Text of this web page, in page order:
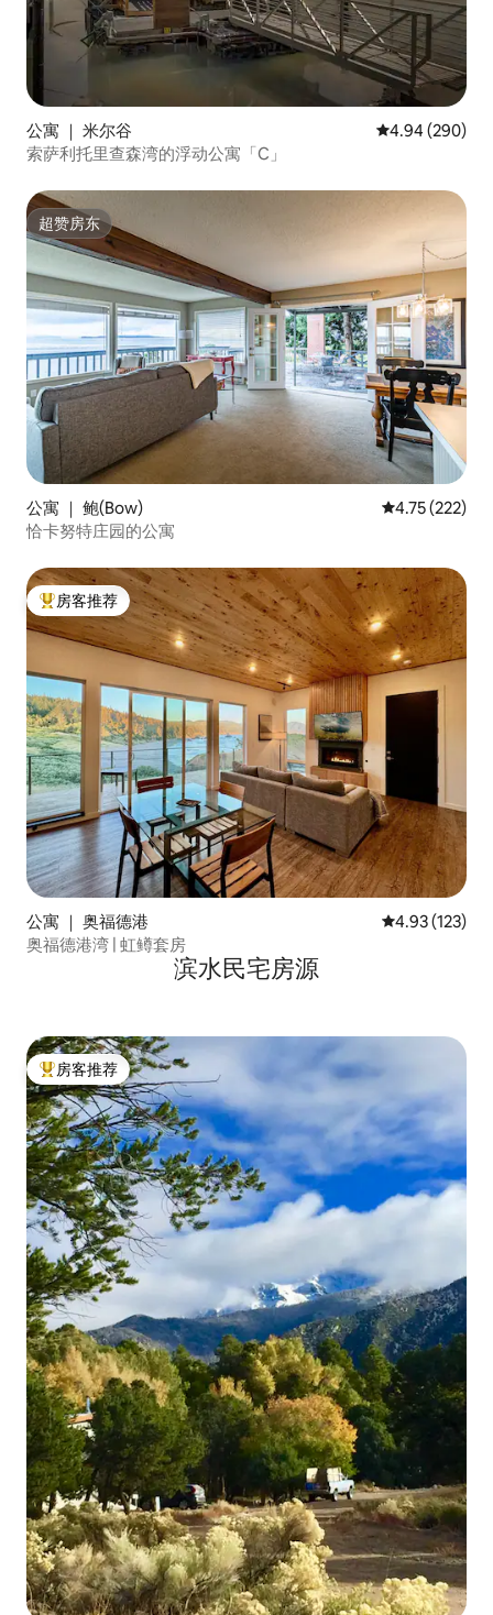
公寓 ｜ 米尔谷 平均评分 4.94
4.94 (290)
索萨利托里查森湾的浮动公寓「C」
超赞房东
超赞房东
公寓 ｜ 鲍(Bow) 平均评分 4.75
4.75 (222)
恰卡努特庄园的公寓
热门「房客推荐」
房客推荐
公寓 ｜ 奥福德港 平均评分 4.93
4.93 (123)
奥福德港湾 | 虹鳟套房
滨水民宅房源
热门「房客推荐」
房客推荐